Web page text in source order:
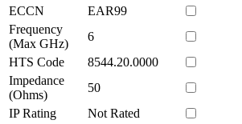
ECCN
EAR99
Frequency
(Max GHz)
6
HTS Code
8544.20.0000
Impedance
(Ohms)
50
IP Rating
Not Rated